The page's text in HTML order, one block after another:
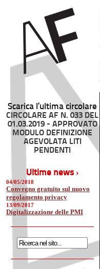
Scarica l’ultima circolare
CIRCOLARE AF N. 033 DEL
01.03.2019 - APPROVATO
MODULO DEFINIZIONE
AGEVOLATA LITI
PENDENTI
Ultime news ›
04/05/2018
Convegno gratuito sul nuovo
regolamento privacy
13/09/2017
Digitalizzazione delle PMI